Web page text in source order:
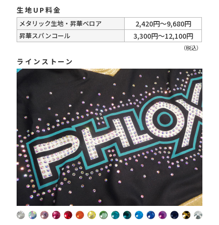
生地UP料金
（税込）
メタリック生地・昇華ベロア 2,420円～9,680円
昇華スパンコール 3,300円～12,100円
ラインストーン